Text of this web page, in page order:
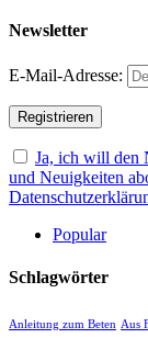
Newsletter
E-Mail-Adresse:
Ja, ich will den
und Neuigkeiten
Popular
Schlagwörter
Anleitung zum Beten Aus